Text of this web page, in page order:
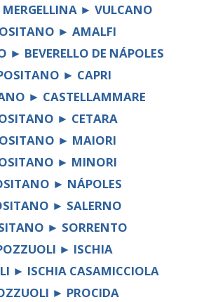
► VULCANO
► AMALFI
► BEVERELLO DE NÁPOLES
► CAPRI
► CASTELLAMMARE
► CETARA
► MAIORI
► MINORI
► NÁPOLES
► SALERNO
► SORRENTO
► ISCHIA
► ISCHIA CASAMICCIOLA
► PROCIDA